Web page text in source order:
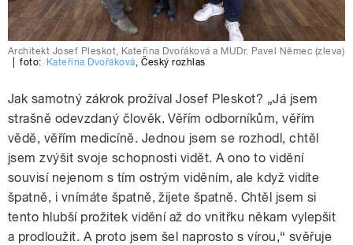
Architekt Josef Pleskot, Kateřina Dvořáková a MUDr. Pavel Němec (zleva)
foto: Kateřina Dvořáková, Český rozhlas
Jak samotný zákrok prožíval Josef Pleskot? „Já jsem
strašně odevzdaný člověk. Věřím odborníkům, věřím
vědě, věřím medicíně. Jednou jsem se rozhodl, chtěl
jsem zvýšit svoje schopnosti vidět. A ono to vidění
souvisí nejenom s tím ostrým viděním, ale když vidíte
špatně, i vnímáte špatně, žijete špatně. Chtěl jsem si
tento hlubší prožitek vidění až do vnitřku někam vylepšit
a prodloužit. A proto jsem šel naprosto s vírou,“ svěřuje